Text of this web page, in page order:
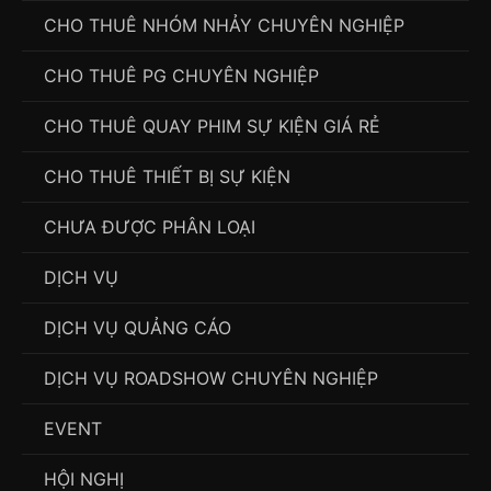
CHO THUÊ NHÓM NHẢY CHUYÊN NGHIỆP
CHO THUÊ PG CHUYÊN NGHIỆP
CHO THUÊ QUAY PHIM SỰ KIỆN GIÁ RẺ
CHO THUÊ THIẾT BỊ SỰ KIỆN
CHƯA ĐƯỢC PHÂN LOẠI
DỊCH VỤ
DỊCH VỤ QUẢNG CÁO
DỊCH VỤ ROADSHOW CHUYÊN NGHIỆP
EVENT
HỘI NGHỊ